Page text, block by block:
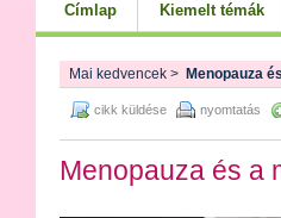
Címlap Kiemelt témák
Mai kedvencek > Menopauza
cikk küldése nyomtatás
Menopauza és a